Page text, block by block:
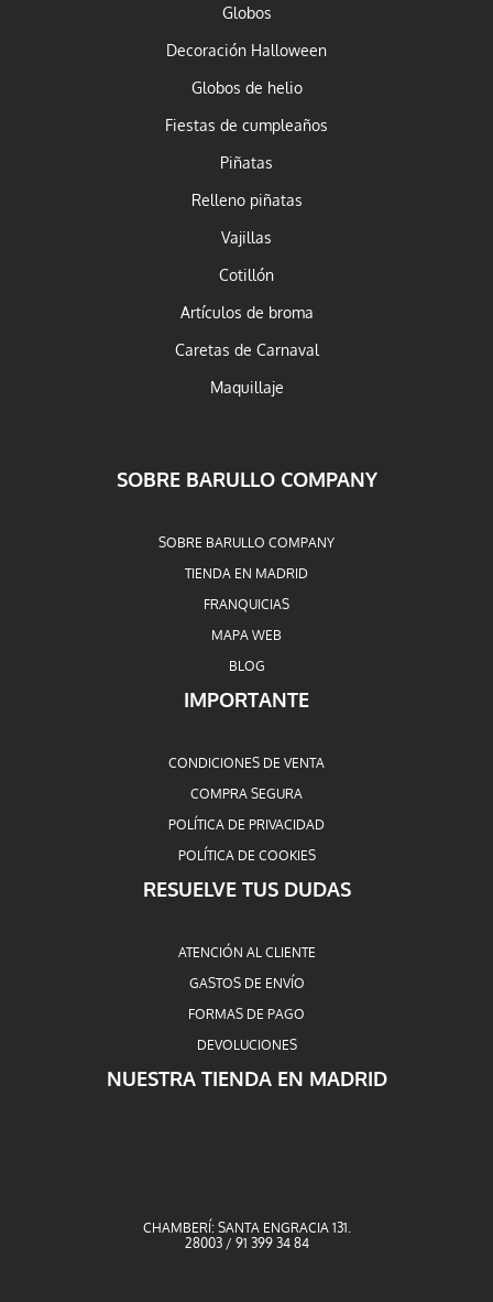
Globos
Decoración Halloween
Globos de helio
Fiestas de cumpleaños
Piñatas
Relleno piñatas
Vajillas
Cotillón
Artículos de broma
Caretas de Carnaval
Maquillaje
SOBRE BARULLO COMPANY
SOBRE BARULLO COMPANY
TIENDA EN MADRID
FRANQUICIAS
MAPA WEB
BLOG
IMPORTANTE
CONDICIONES DE VENTA
COMPRA SEGURA
POLÍTICA DE PRIVACIDAD
POLÍTICA DE COOKIES
RESUELVE TUS DUDAS
ATENCIÓN AL CLIENTE
GASTOS DE ENVÍO
FORMAS DE PAGO
DEVOLUCIONES
NUESTRA TIENDA EN MADRID
CHAMBERÍ: SANTA ENGRACIA 131.
28003 / 91 399 34 84